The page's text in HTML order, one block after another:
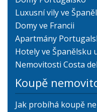
Luxusní vily ve
Domy ve Francii
Apartmány
Hotely ve Španělsku
Nemovitosti Costa
Koupě
Jak probíhá koupě